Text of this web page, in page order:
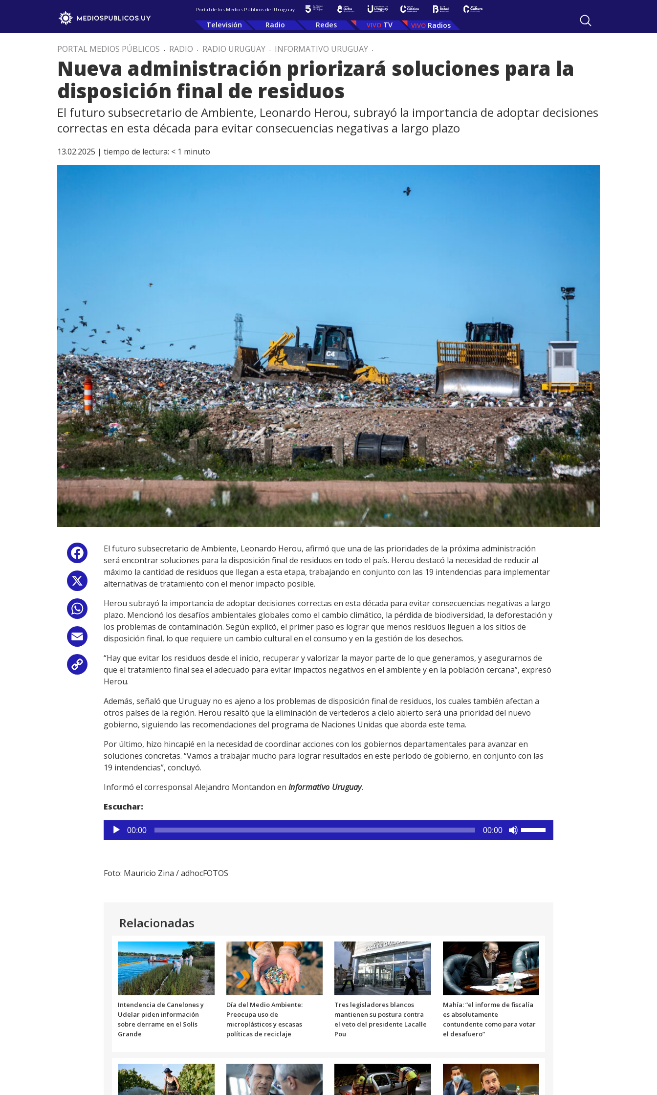
Portal de los Medios Públicos del Uruguay
Televisión Radio Redes TV Radios
PORTAL MEDIOS PÚBLICOS . RADIO . RADIO URUGUAY . INFORMATIVO URUGUAY .
Nueva administración priorizará soluciones para la
disposición final de residuos
El futuro subsecretario de Ambiente, Leonardo Herou, subrayó la importancia de adoptar decisiones
correctas en esta década para evitar consecuencias negativas a largo plazo
13.02.2025 | tiempo de lectura: < 1 minuto
Facebook
WhatsApp
Email
Copy
Link
El futuro subsecretario de Ambiente, Leonardo Herou, afirmó que una de las prioridades de la próxima administración
será encontrar soluciones para la disposición final de residuos en todo el país. Herou destacó la necesidad de reducir al
máximo la cantidad de residuos que llegan a esta etapa, trabajando en conjunto con las 19 intendencias para implementar
alternativas de tratamiento con el menor impacto posible.
Herou subrayó la importancia de adoptar decisiones correctas en esta década para evitar consecuencias negativas a largo
plazo. Mencionó los desafíos ambientales globales como el cambio climático, la pérdida de biodiversidad, la deforestación y
los problemas de contaminación. Según explicó, el primer paso es lograr que menos residuos lleguen a los sitios de
disposición final, lo que requiere un cambio cultural en el consumo y en la gestión de los desechos.
“Hay que evitar los residuos desde el inicio, recuperar y valorizar la mayor parte de lo que generamos, y asegurarnos de
que el tratamiento final sea el adecuado para evitar impactos negativos en el ambiente y en la población cercana”, expresó
Herou.
Además, señaló que Uruguay no es ajeno a los problemas de disposición final de residuos, los cuales también afectan a
otros países de la región. Herou resaltó que la eliminación de vertederos a cielo abierto será una prioridad del nuevo
gobierno, siguiendo las recomendaciones del programa de Naciones Unidas que aborda este tema.
Por último, hizo hincapié en la necesidad de coordinar acciones con los gobiernos departamentales para avanzar en
soluciones concretas. “Vamos a trabajar mucho para lograr resultados en este período de gobierno, en conjunto con las
19 intendencias”, concluyó.
Informó el corresponsal Alejandro Montandon en Informativo Uruguay.
Escuchar:
Reproductor
de
00:00 00:00
el
volumen.
Foto: Mauricio Zina / adhocFOTOS
Relacionadas
Intendencia de Canelones y
Udelar piden información
sobre derrame en el Solís
Grande
Día del Medio Ambiente:
Preocupa uso de
microplásticos y escasas
políticas de reciclaje
Tres legisladores blancos
mantienen su postura contra
el veto del presidente Lacalle
Pou
Mahía: “el informe de fiscalía
es absolutamente
contundente como para votar
el desafuero”